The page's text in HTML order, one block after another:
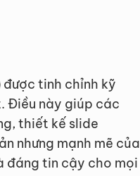
được tinh chỉnh kỹ
Điều này giúp các
thiết kế slide
nhưng mạnh mẽ của
đáng tin cậy cho mọi